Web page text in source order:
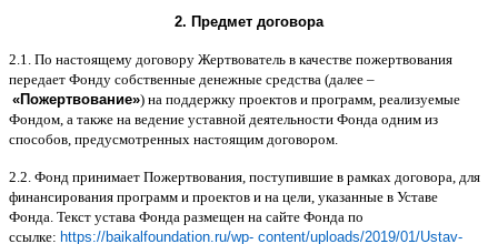
2. Предмет договора
2.1. По настоящему договору Жертвователь в качестве пожертвования
передает Фонду собственные денежные средства (далее –
«Пожертвование») на поддержку проектов и программ, реализуемые
Фондом, а также на ведение уставной деятельности Фонда одним из
способов, предусмотренных настоящим договором.
2.2. Фонд принимает Пожертвования, поступившие в рамках договора, для
финансирования программ и проектов и на цели, указанные в Уставе
Фонда. Текст устава Фонда размещен на сайте Фонда по
ссылке: https://baikalfoundation.ru/wp- content/uploads/2019/01/Ustav-